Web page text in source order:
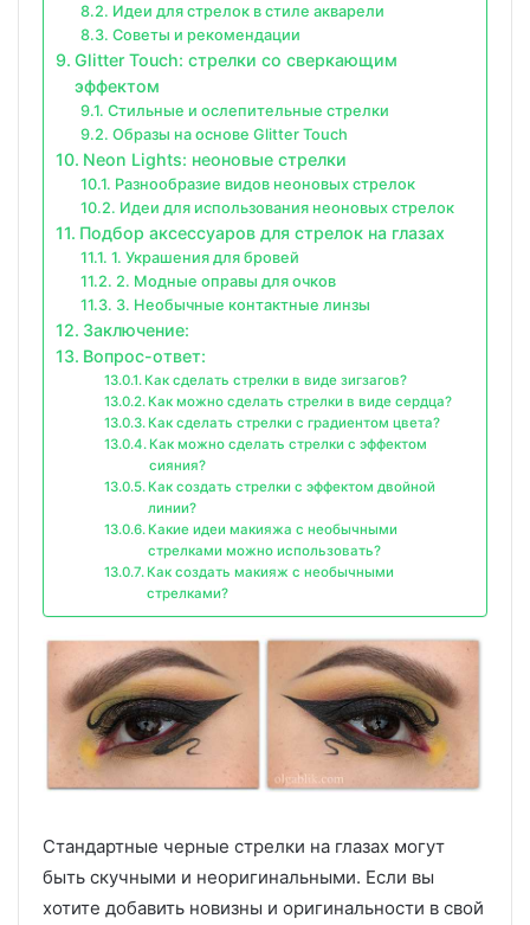
Идеи для стрелок в стиле акварели
Советы и рекомендации
Glitter Touch: стрелки со сверкающим
эффектом
Стильные и ослепительные стрелки
Образы на основе Glitter Touch
Neon Lights: неоновые стрелки
Разнообразие видов неоновых стрелок
Идеи для использования неоновых стрелок
Подбор аксессуаров для стрелок на глазах
1. Украшения для бровей
2. Модные оправы для очков
3. Необычные контактные линзы
Заключение:
Вопрос-ответ:
Как сделать стрелки в виде зигзагов?
Как можно сделать стрелки в виде сердца?
Как сделать стрелки с градиентом цвета?
Как можно сделать стрелки с эффектом
сияния?
Как создать стрелки с эффектом двойной
линии?
Какие идеи макияжа с необычными
стрелками можно использовать?
Как создать макияж с необычными
стрелками?
Стандартные черные стрелки на глазах могут
быть скучными и неоригинальными. Если вы
хотите добавить новизны и оригинальности в свой